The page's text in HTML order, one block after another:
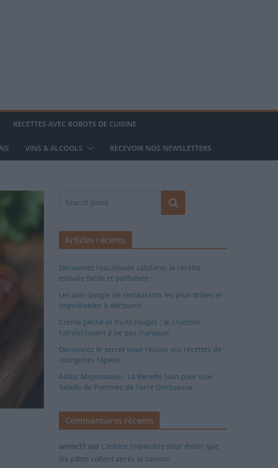
RECETTES AVEC ROBOTS DE CUISINE
VINS & ALCOOLS RECEVOIR NOS NEWSLETTERS
Rechercher
Articles récents
Découvrez l’escalivade catalane, la recette
estivale facile et parfumée
Les avis Google de restaurants les plus drôles et
improbables à découvrir
Crème pêche et fruits rouges : le crumble
rafraîchissant à ne pas manquer
Découvrez le secret pour réussir vos recettes de
courgettes râpées
Adieu Mayonnaise : La Recette Sain pour une
Salade de Pommes de Terre Onctueuse
Commentaires récents
annie31 sur L’astuce imparable pour éviter que
les pâtes collent après la cuisson